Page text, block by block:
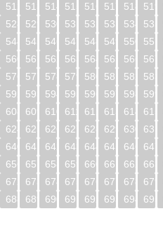
512
513 514 515 516 517 518 519
528
529 530 531 532 533 534 535
544
545 546 547 548 549 550 551
560
561 562 563 564 565 566 567
576
577 578 579 580 581 582 583
592
593 594 595 596 597 598 599
608
609 610 611 612 613 614 615
624
625 626 627 628 629 630 631
640
641 642 643 644 645 646 647
656
657 658 659 660 661 662 663
672
673 674 675 676 677 678 679
688
689 690 691 692 693 694 695